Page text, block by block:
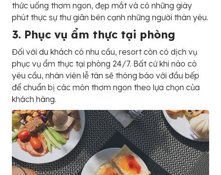
thức uống thơm ngon, đẹp mắt và có những giây
phút thực sự thư giãn bên cạnh những người thân yêu.
3. Phục vụ ẩm thực tại phòng
Đối với du khách có nhu cầu, resort còn có dịch vụ
phục vụ ẩm thực tại phòng 24/7. Bất cứ khi nào có
yêu cầu, nhân viên lễ tân sẽ thông báo với đầu bếp
để chuẩn bị các món thơm ngon theo lựa chọn của
khách hàng.